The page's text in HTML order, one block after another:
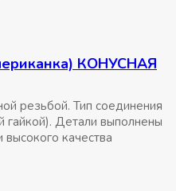
КОНУСНАЯ
резьбой. Тип соединения
гайкой). Детали выполнены
высокого качества